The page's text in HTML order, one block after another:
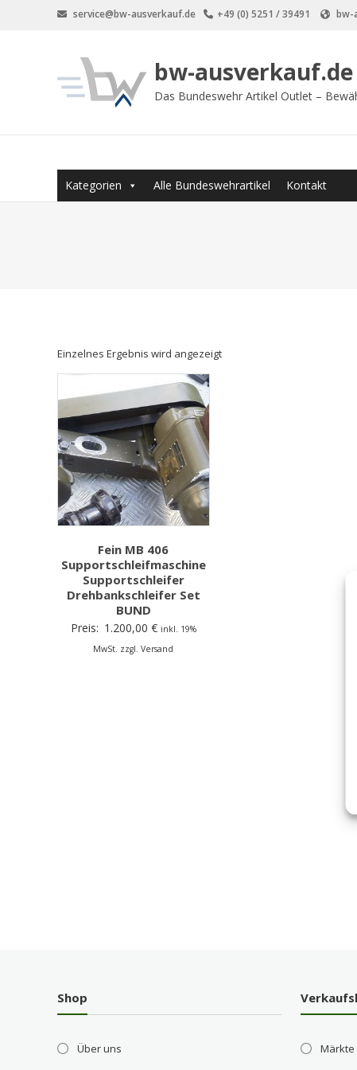
service@bw-ausverkauf.de +49 (0) 5251 / 39491 bw-
bw-ausverkauf.de
Das Bundeswehr Artikel Outlet –
Kategorien Alle Bundeswehrartikel Kontakt
Einzelnes Ergebnis wird angezeigt
Fein MB 406
Supportschleifmaschine
Supportschleifer
Drehbankschleifer Set
BUND
Preis: 1.200,00 € inkl. 19%
MwSt. zzgl. Versand
Shop
Über uns Märkte